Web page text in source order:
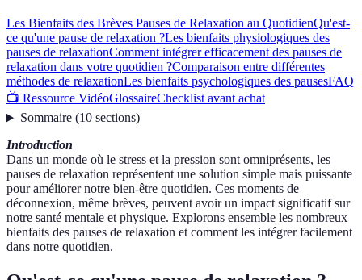
Les Bienfaits des Brèves Pauses de Relaxation au QuotidienQu'est-
ce qu'une pause de relaxation ?Les bienfaits physiologiques des
pauses de relaxationComment intégrer efficacement des pauses de
relaxation dans votre quotidien ?Comparaison entre différentes
méthodes de relaxationLes bienfaits psychologiques des pausesFAQ
📺 Ressource VidéoGlossaireChecklist avant achat
Sommaire(10 sections)
Introduction
Dans un monde où le stress et la pression sont omniprésents, les
pauses de relaxation représentent une solution simple mais puissante
pour améliorer notre bien-être quotidien. Ces moments de
déconnexion, même brèves, peuvent avoir un impact significatif sur
notre santé mentale et physique. Explorons ensemble les nombreux
bienfaits des pauses de relaxation et comment les intégrer facilement
dans notre quotidien.